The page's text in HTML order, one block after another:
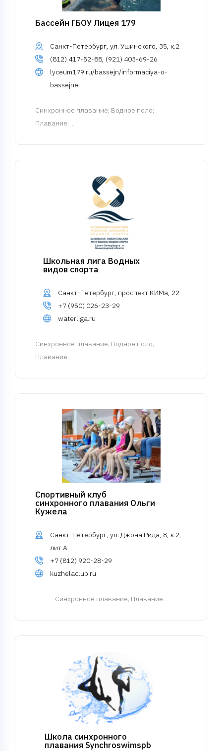
Бассейн ГБОУ Лицея 179
Санкт-Петербург, ул. Ушинского, 35, к.2
(812) 417-52-88, (921) 403-69-26
lyceum179.ru/bassejn/informaciya-o-
bassejne
Синхронное плавание; Водное поло;
Плавание; ...
Школьная лига Водных
видов спорта
Санкт-Петербург, проспект КИМа, 22
+7 (950) 026-23-29
waterliga.ru
Синхронное плавание; Водное поло;
Плавание...
Спортивный клуб
синхронного плавания Ольги
Кужела
Санкт-Петербург, ул. Джона Рида, 8, к.2,
лит.А
+7 (812) 920-28-29
kuzhelaclub.ru
Синхронное плавание; Плавание...
Школа синхронного
плавания Synchroswimspb